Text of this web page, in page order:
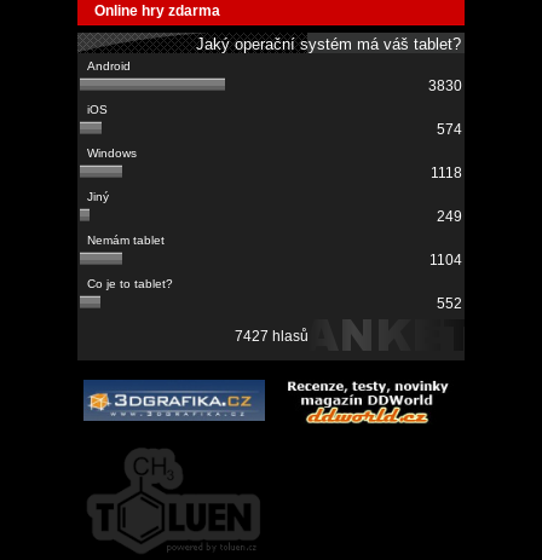
Online hry zdarma
Jaký operační systém má váš tablet?
3830
574
1118
249
1104
552
7427 hlasů